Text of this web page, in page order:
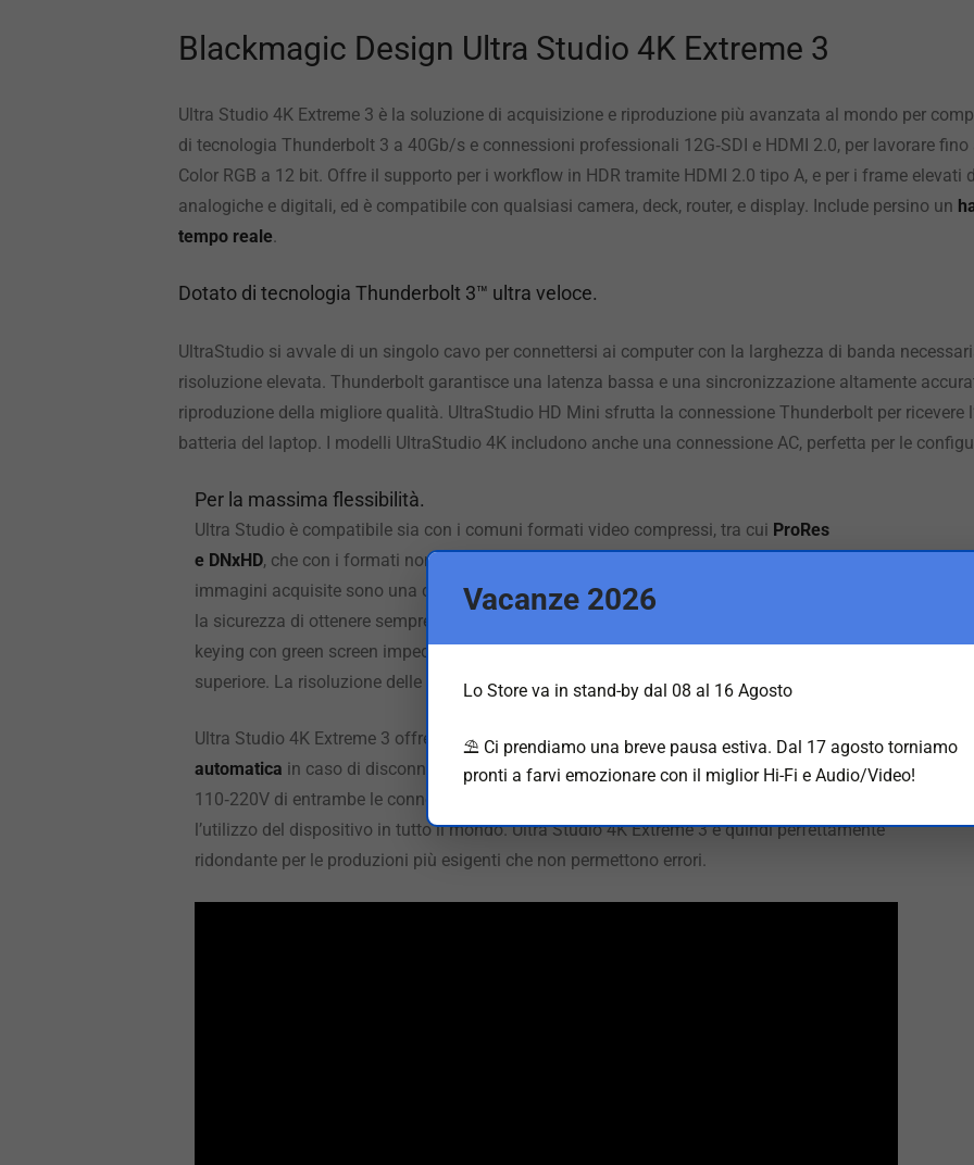
Blackmagic Design Ultra Studio 4K Extreme 3
Ultra Studio 4K Extreme 3 è la soluzione di acquisizione e riproduzione più avanzata al mondo per
di tecnologia Thunderbolt 3 a 40Gb/s e connessioni professionali 12G‑SDI e HDMI 2.0, per lavorare
Color RGB a 12 bit. Offre il supporto per i workflow in HDR tramite HDMI 2.0 tipo A, e per i frame elevati
analogiche e digitali, ed è compatibile con qualsiasi camera, deck, router, e display. Include persino un
tempo reale.
Dotato di tecnologia Thunderbolt 3™ ultra veloce.
UltraStudio si avvale di un singolo cavo per connettersi ai computer con la larghezza di banda
risoluzione elevata. Thunderbolt garantisce una latenza bassa e una sincronizzazione altamente
riproduzione della migliore qualità. UltraStudio HD Mini sfrutta la connessione Thunderbolt per ricevere
batteria del laptop. I modelli UltraStudio 4K includono anche una connessione AC, perfetta per le
Per la massima flessibilità.
Ultra Studio è compatibile sia con i comuni formati video compressi, tra cui ProRes
e DNxHD, che con i formati non compressi a 10 bit. Con i formati video non compressi, le
immagini acquisite sono una copia perfetta dell’originale, pixel per pixel, dandoti
la sicurezza di ottenere sempre la migliore qualità possibile. Con UltraStudio esegui un
keying con green screen impeccabile, composizioni precise e una correzione colore
superiore. La risoluzione delle immagini Ultra HD 4K è 4 volte superiore al 1080HD.
Ultra Studio 4K Extreme 3 offre
due connessioni di alimentazione con commutazione
automatica in caso di disconnessione improvvisa. L’alimentazione interna universale
110‑220V di entrambe le connessioni IEC commuta automaticamente, consentendo
l’utilizzo del dispositivo in tutto il mondo. Ultra Studio 4K Extreme 3 è quindi perfettamente
ridondante per le produzioni più esigenti che non permettono errori.
Vacanze 2026
Lo Store va in stand-by dal 08 al 16 Agosto
⛱️ Ci prendiamo una breve pausa estiva. Dal 17 agosto torniamo
pronti a farvi emozionare con il miglior Hi-Fi e Audio/Video!